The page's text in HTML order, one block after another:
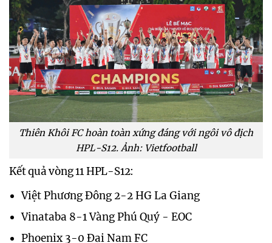
Thiên Khôi FC hoàn toàn xứng đáng với ngôi vô địch
HPL-S12. Ảnh: Vietfootball
Kết quả vòng 11 HPL-S12:
Việt Phương Đông 2-2 HG La Giang
Vinataba 8-1 Vàng Phú Quý - EOC
Phoenix 3-0 Đại Nam FC